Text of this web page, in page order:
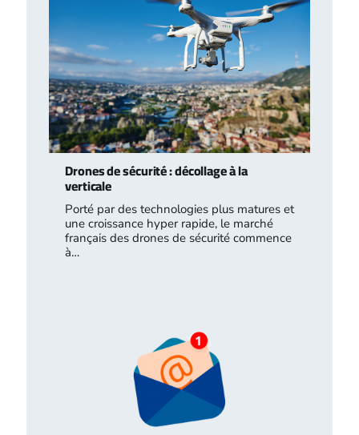
Drones de sécurité : décollage à la
verticale
Porté par des technologies plus matures et
une croissance hyper rapide, le marché
français des drones de sécurité commence
à…